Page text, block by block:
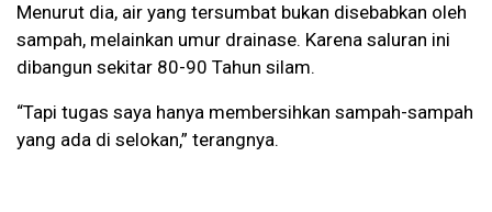
Menurut dia, air yang tersumbat bukan disebabkan oleh
sampah, melainkan umur drainase. Karena saluran ini
dibangun sekitar 80-90 Tahun silam.
“Tapi tugas saya hanya membersihkan sampah-sampah
yang ada di selokan,” terangnya.